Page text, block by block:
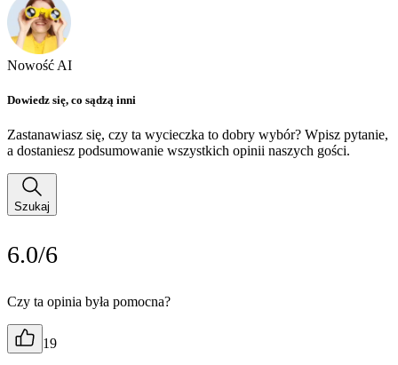
Nowość AI
Dowiedz się, co sądzą inni
Zastanawiasz się, czy ta wycieczka to dobry wybór? Wpisz pytanie,
a dostaniesz podsumowanie wszystkich opinii naszych gości.
Szukaj
6.0/6
Czy ta opinia była pomocna?
19